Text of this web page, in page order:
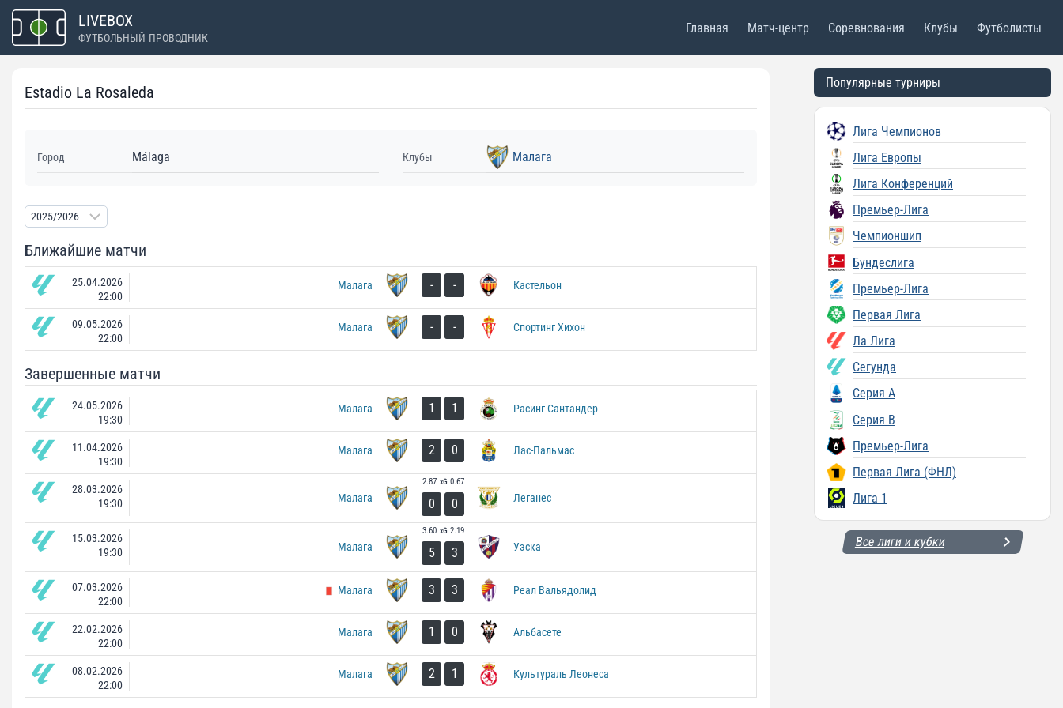
Перейти
содержимому
LIVEBOX
ФУТБОЛЬНЫЙ ПРОВОДНИК
Главная Матч-центр Соревнования Клубы Футболисты
Estadio La Rosaleda
Город Málaga Клубы Малага
Ближайшие матчи
25.04.2026
22:00
Малага - - Кастельон
09.05.2026
22:00
Малага - - Спортинг Хихон
Завершенные матчи
24.05.2026
19:30
Малага 1 1 Расинг Сантандер
11.04.2026
19:30
Малага 2 0 Лас-Пальмас
28.03.2026
19:30
Малага
2.87 xG 0.67
0 0 Леганес
15.03.2026
19:30
Малага
3.60 xG 2.19
5 3 Уэска
07.03.2026
22:00
Малага 3 3 Реал Вальядолид
22.02.2026
22:00
Малага 1 0 Альбасете
08.02.2026
22:00
Малага 2 1 Культураль Леонеса
Популярные турниры
Лига Чемпионов
Лига Европы
Лига Конференций
Премьер-Лига
Чемпионшип
Бундеслига
Премьер-Лига
Первая Лига
Ла Лига
Сегунда
Серия A
Серия B
Премьер-Лига
Первая Лига (ФНЛ)
Лига 1
Все лиги и кубки